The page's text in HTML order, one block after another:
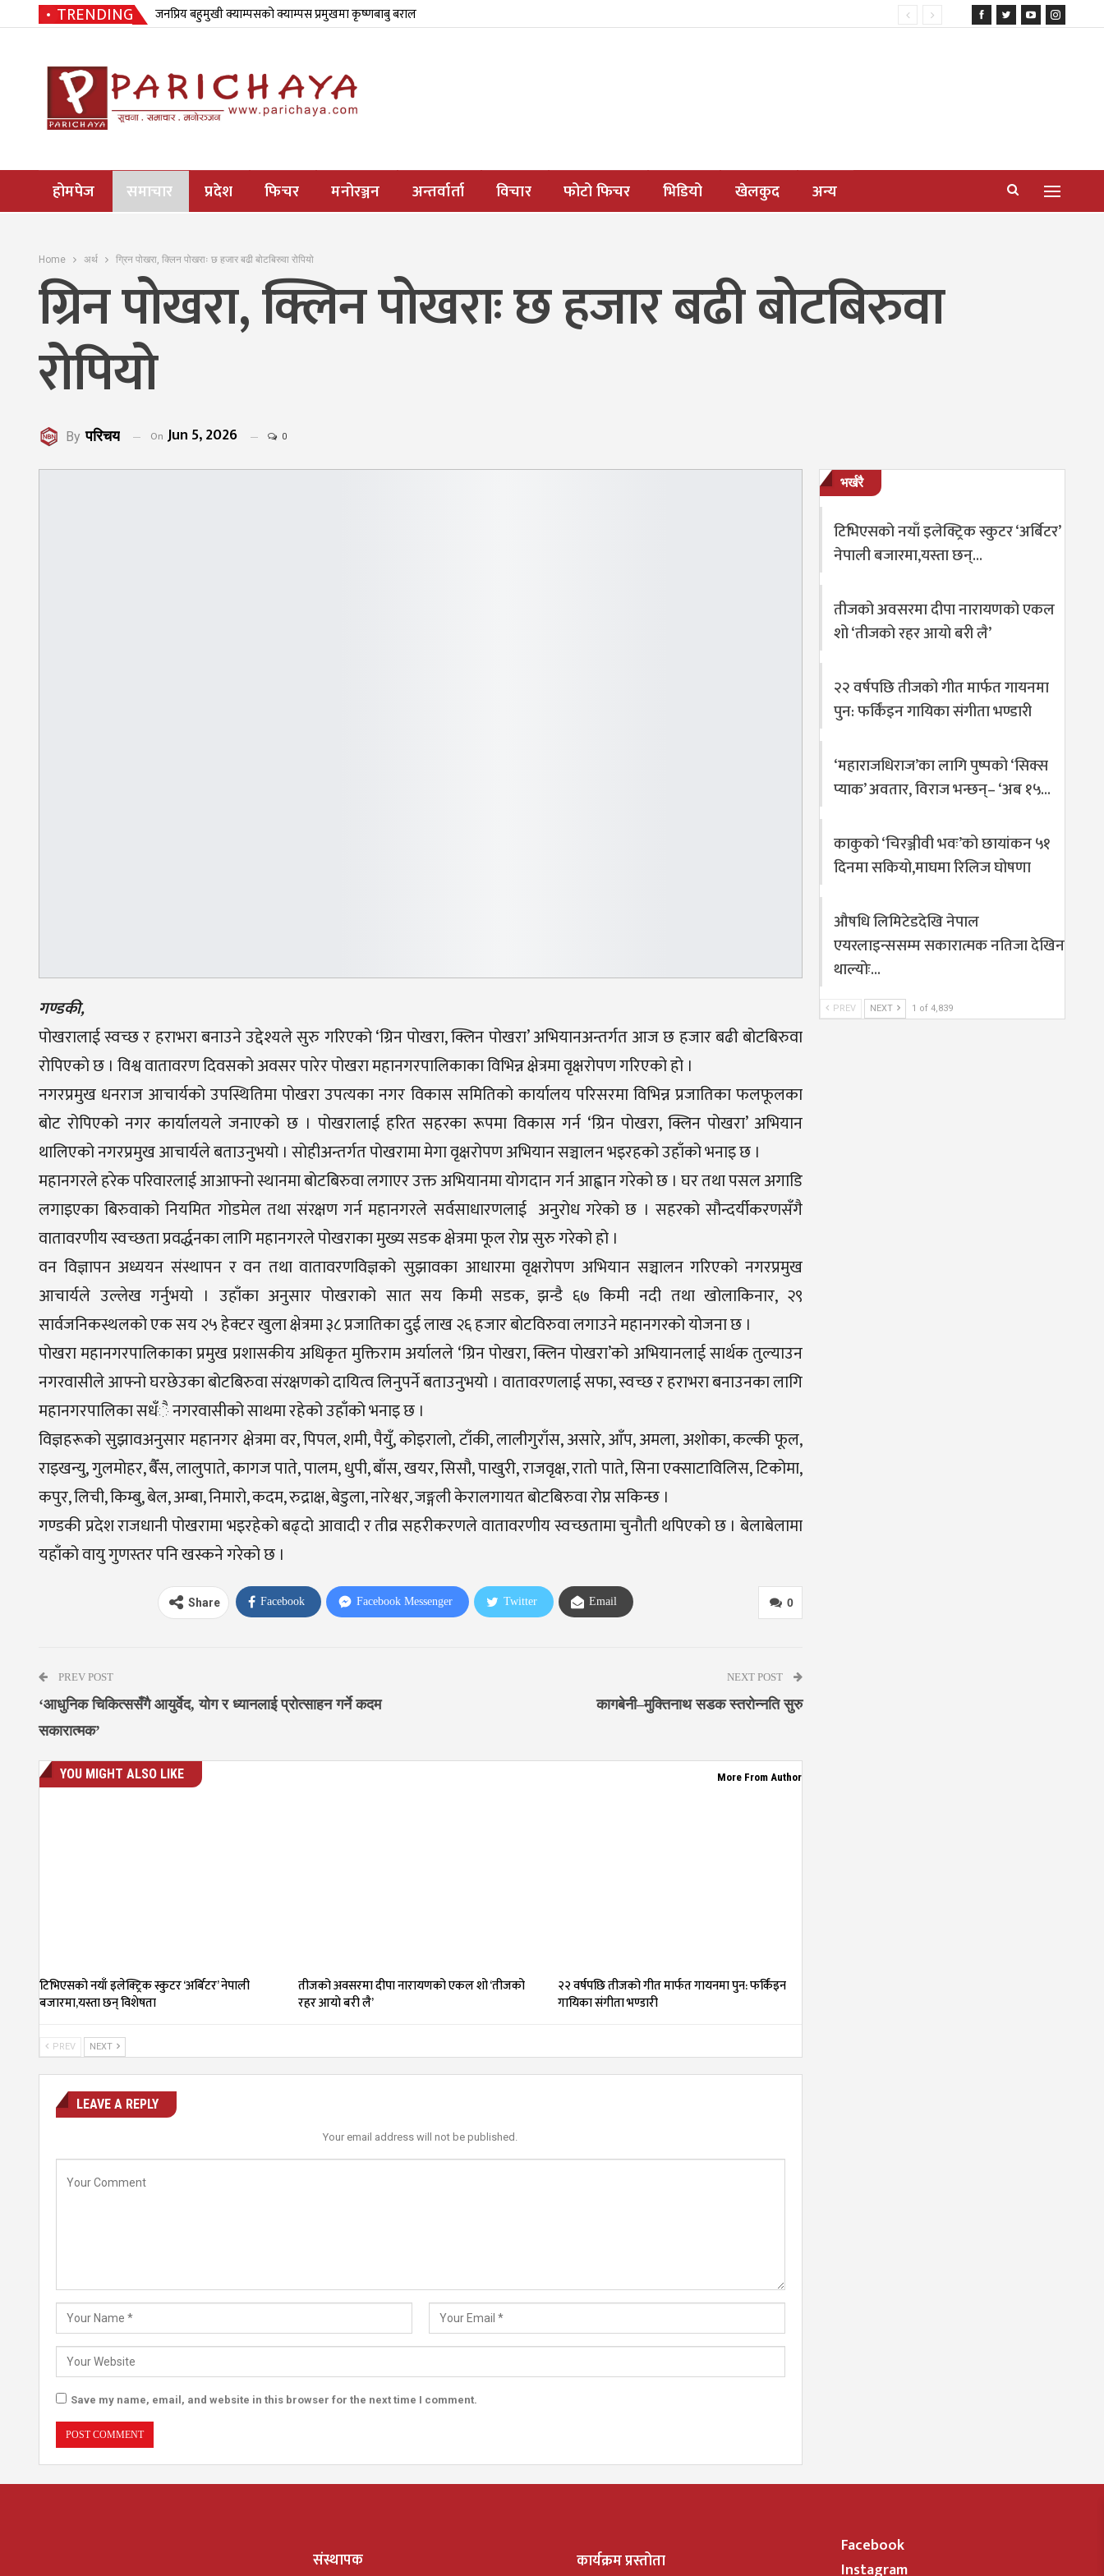
TRENDING जनप्रिय बहुमुखी क्याम्पसको क्याम्पस प्रमुखमा कृष्णबाबु बराल
होमपेज समाचार प्रदेश फिचर मनोरञ्जन अन्तर्वार्ता विचार फोटो फिचर भिडियो खेलकुद अन्य
Home अर्थ ग्रिन पोखरा, क्लिन पोखराः छ हजार बढी बोटबिरुवा रोपियो
ग्रिन पोखरा, क्लिन पोखराः छ हजार बढी बोटबिरुवा
रोपियो
By परिचय On Jun 5, 2026 0
गण्डकी,
पोखरालाई स्वच्छ र हराभरा बनाउने उद्देश्यले सुरु गरिएको ‘ग्रिन पोखरा, क्लिन पोखरा’ अभियानअन्तर्गत आज छ हजार बढी बोटबिरुवा
रोपिएको छ । विश्व वातावरण दिवसको अवसर पारेर पोखरा महानगरपालिकाका विभिन्न क्षेत्रमा वृक्षरोपण गरिएको हो ।
नगरप्रमुख धनराज आचार्यको उपस्थितिमा पोखरा उपत्यका नगर विकास समितिको कार्यालय परिसरमा विभिन्न प्रजातिका फलफूलका
बोट रोपिएको नगर कार्यालयले जनाएको छ । पोखरालाई हरित सहरका रूपमा विकास गर्न ‘ग्रिन पोखरा, क्लिन पोखरा’ अभियान
थालिएको नगरप्रमुख आचार्यले बताउनुभयो । सोहीअन्तर्गत पोखरामा मेगा वृक्षरोपण अभियान सञ्चालन भइरहको उहाँको भनाइ छ ।
महानगरले हरेक परिवारलाई आआफ्नो स्थानमा बोटबिरुवा लगाएर उक्त अभियानमा योगदान गर्न आह्वान गरेको छ । घर तथा पसल अगाडि
लगाइएका बिरुवाको नियमित गोडमेल तथा संरक्षण गर्न महानगरले सर्वसाधारणलाई अनुरोध गरेको छ । सहरको सौन्दर्यीकरणसँगै
वातावरणीय स्वच्छता प्रवर्द्धनका लागि महानगरले पोखराका मुख्य सडक क्षेत्रमा फूल रोप्न सुरु गरेको हो ।
वन विज्ञापन अध्ययन संस्थापन र वन तथा वातावरणविज्ञको सुझावका आधारमा वृक्षरोपण अभियान सञ्चालन गरिएको नगरप्रमुख
आचार्यले उल्लेख गर्नुभयो । उहाँका अनुसार पोखराको सात सय किमी सडक, झन्डै ६७ किमी नदी तथा खोलाकिनार, २९
सार्वजनिकस्थलको एक सय २५ हेक्टर खुला क्षेत्रमा ३८ प्रजातिका दुई लाख २६ हजार बोटविरुवा लगाउने महानगरको योजना छ ।
पोखरा महानगरपालिकाका प्रमुख प्रशासकीय अधिकृत मुक्तिराम अर्यालले ‘ग्रिन पोखरा, क्लिन पोखरा’को अभियानलाई सार्थक तुल्याउन
नगरवासीले आफ्नो घरछेउका बोटबिरुवा संरक्षणको दायित्व लिनुपर्ने बताउनुभयो । वातावरणलाई सफा, स्वच्छ र हराभरा बनाउनका लागि
महानगरपालिका सधँै नगरवासीको साथमा रहेको उहाँको भनाइ छ ।
विज्ञहरूको सुझावअनुसार महानगर क्षेत्रमा वर, पिपल, शमी, पैयुँ, कोइरालो, टाँकी, लालीगुराँस, असारे, आँप, अमला, अशोका, कल्की फूल,
राइखन्यु, गुलमोहर, बैँस, लालुपाते, कागज पाते, पालम, धुपी, बाँस, खयर, सिसौ, पाखुरी, राजवृक्ष, रातो पाते, सिना एक्साटाविलिस, टिकोमा,
कपुर, लिची, किम्बु, बेल, अम्बा, निमारो, कदम, रुद्राक्ष, बेडुला, नारेश्वर, जङ्गली केरालगायत बोटबिरुवा रोप्न सकिन्छ ।
गण्डकी प्रदेश राजधानी पोखरामा भइरहेको बढ्दो आवादी र तीव्र सहरीकरणले वातावरणीय स्वच्छतामा चुनौती थपिएको छ । बेलाबेलामा
यहाँको वायु गुणस्तर पनि खस्कने गरेको छ ।
0
Share Facebook Facebook Messenger Twitter Email
PREV POST
‘आधुनिक चिकित्ससँगै आयुर्वेद, योग र ध्यानलाई प्रोत्साहन गर्ने कदम
सकारात्मक’
NEXT POST
कागबेनी–मुक्तिनाथ सडक स्तरोन्नति सुरु
YOU MIGHT ALSO LIKE More From Author
टिभिएसको नयाँ इलेक्ट्रिक स्कुटर ‘अर्बिटर’ नेपाली
बजारमा,यस्ता छन् विशेषता
तीजको अवसरमा दीपा नारायणको एकल शो ‘तीजको
रहर आयो बरी लै’
२२ वर्षपछि तीजको गीत मार्फत गायनमा पुन: फर्किंइन
गायिका संगीता भण्डारी
PREV NEXT
LEAVE A REPLY
Your email address will not be published.
Save my name, email, and website in this browser for the next time I comment.
भर्खरै
टिभिएसको नयाँ इलेक्ट्रिक स्कुटर ‘अर्बिटर’
नेपाली बजारमा,यस्ता छन्…
तीजको अवसरमा दीपा नारायणको एकल
शो ‘तीजको रहर आयो बरी लै’
२२ वर्षपछि तीजको गीत मार्फत गायनमा
पुन: फर्किंइन गायिका संगीता भण्डारी
‘महाराजधिराज’का लागि पुष्पको ‘सिक्स
प्याक’ अवतार, विराज भन्छन्– ‘अब १५…
काकुको ‘चिरञ्जीवी भवः’को छायांकन ५१
दिनमा सकियो,माघमा रिलिज घोषणा
औषधि लिमिटेडदेखि नेपाल
एयरलाइन्ससम्म सकारात्मक नतिजा देखिन
थाल्योः…
PREV NEXT 1 of 4,839
संस्थापक कार्यक्रम प्रस्तोता
Facebook
Instagram